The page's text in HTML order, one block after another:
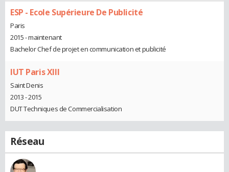
ESP - Ecole Supérieure De Publicité
Paris
2015 - maintenant
Bachelor Chef de projet en communication et publicité
IUT Paris XIII
Saint Denis
2013 - 2015
DUT Techniques de Commercialisation
Réseau